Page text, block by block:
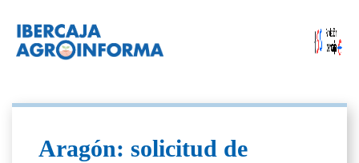
Aragón: solicitud de